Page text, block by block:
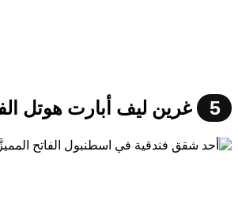
5 غرين ليف أبارت هوتل